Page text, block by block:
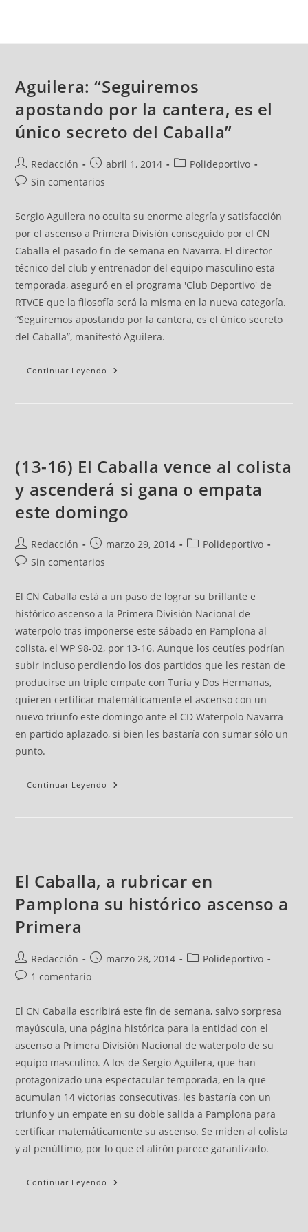
Aguilera: “Seguiremos
apostando por la cantera, es el
único secreto del Caballa”
Redacción abril 1, 2014
Polideportivo
Sin comentarios
Sergio Aguilera no oculta su enorme alegría y satisfacción
por el ascenso a Primera División conseguido por el CN
Caballa el pasado fin de semana en Navarra. El director
técnico del club y entrenador del equipo masculino esta
temporada, aseguró en el programa 'Club Deportivo' de
RTVCE que la filosofía será la misma en la nueva categoría.
“Seguiremos apostando por la cantera, es el único secreto
del Caballa”, manifestó Aguilera.
Continuar Leyendo
(13-16) El Caballa vence al colista
y ascenderá si gana o empata
este domingo
Redacción marzo 29, 2014
Polideportivo
Sin comentarios
El CN Caballa está a un paso de lograr su brillante e
histórico ascenso a la Primera División Nacional de
waterpolo tras imponerse este sábado en Pamplona al
colista, el WP 98-02, por 13-16. Aunque los ceutíes podrían
subir incluso perdiendo los dos partidos que les restan de
producirse un triple empate con Turia y Dos Hermanas,
quieren certificar matemáticamente el ascenso con un
nuevo triunfo este domingo ante el CD Waterpolo Navarra
en partido aplazado, si bien les bastaría con sumar sólo un
punto.
Continuar Leyendo
El Caballa, a rubricar en
Pamplona su histórico ascenso a
Primera
Redacción marzo 28, 2014
Polideportivo
1 comentario
El CN Caballa escribirá este fin de semana, salvo sorpresa
mayúscula, una página histórica para la entidad con el
ascenso a Primera División Nacional de waterpolo de su
equipo masculino. A los de Sergio Aguilera, que han
protagonizado una espectacular temporada, en la que
acumulan 14 victorias consecutivas, les bastaría con un
triunfo y un empate en su doble salida a Pamplona para
certificar matemáticamente su ascenso. Se miden al colista
y al penúltimo, por lo que el alirón parece garantizado.
Continuar Leyendo